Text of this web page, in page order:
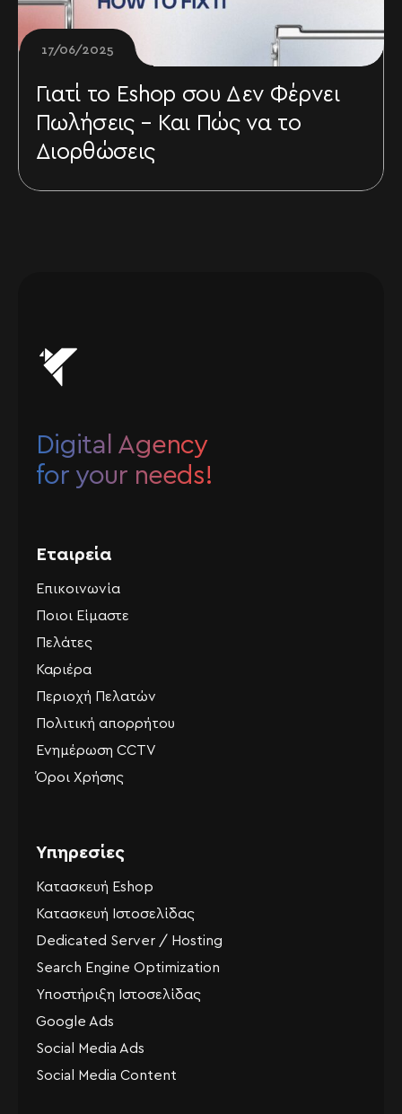
17/06/2025
Γιατί το Eshop σου Δεν Φέρνει
Πωλήσεις – Και Πώς να το
Διορθώσεις
Digital Agency
for your needs!
Εταιρεία
Επικοινωνία
Ποιοι Είμαστε
Πελάτες
Καριέρα
Περιοχή Πελατών
Πολιτική απορρήτου
Ενημέρωση CCTV
Όροι Χρήσης
Υπηρεσίες
Κατασκευή Eshop
Κατασκευή Ιστοσελίδας
Dedicated Server / Hosting
Search Engine Optimization
Υποστήριξη Ιστοσελίδας
Google Ads
Social Media Ads
Social Media Content